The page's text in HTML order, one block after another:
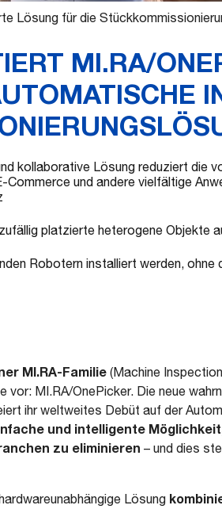
Lösung für die
MI.RA/
kollaborative Lösung reduziert die
Commerce und andere vielfältige
platzierte heterogene Objekte
Robotern installiert werden, ohne
MI.RA-Familie (Machine
vor: MI.RA/OnePicker. Die neue
ihr weltweites Debüt auf der
und intelligente
zu eliminieren – und dies
Lösung